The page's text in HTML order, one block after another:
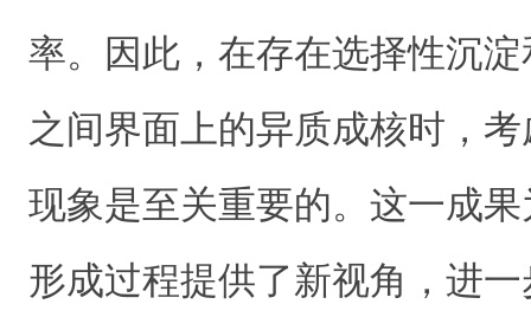
率。因此，在存在选择性沉
之间界面上的异质成核时，
现象是至关重要的。这一成
形成过程提供了新视角，进